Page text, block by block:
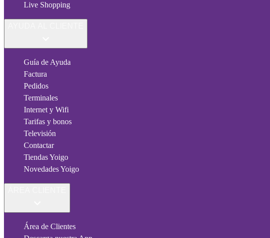
Live Shopping
Guía de Ayuda
Factura
Pedidos
Terminales
Internet y Wifi
Tarifas y bonos
Televisión
Contactar
Tiendas Yoigo
Novedades Yoigo
Área de Clientes